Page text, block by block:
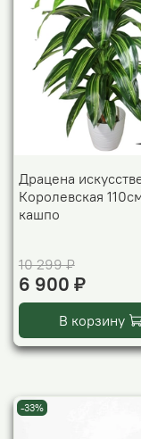
Драцена
Королевская
кашпо
10 299 ₽
6 900 ₽
В корзину
-33%